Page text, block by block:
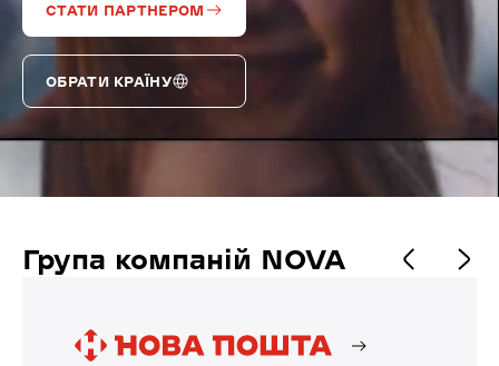
СТАТИ ПАРТНЕРОМ
ОБРАТИ КРАЇНУ
Група компаній NOVA